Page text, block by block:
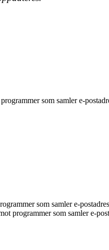
som samler e-
som samler e-
programmer som samler e-